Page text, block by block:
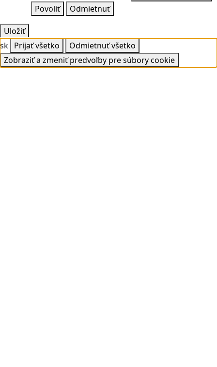
Povoliť
Odmietnuť
Uložiť
sk Prijať všetko
Odmietnuť všetko
Zobraziť a zmeniť predvoľby pre súbory cookie